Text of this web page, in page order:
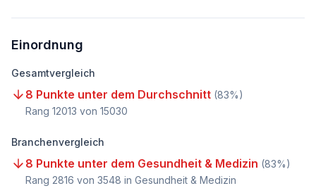
Einordnung
Gesamtvergleich
8 Punkte unter dem Durchschnitt (83%)
Rang 12013 von 15030
Branchenvergleich
8 Punkte unter dem Gesundheit & Medizin (83%)
Rang 2816 von 3548 in Gesundheit & Medizin